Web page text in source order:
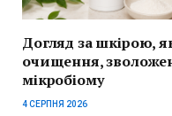
Догляд за шкірою,
очищення,
мікробіому
4 СЕРПНЯ 2026